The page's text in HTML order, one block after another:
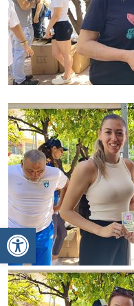
Ανοίξτε τη γραμμή εργαλείων